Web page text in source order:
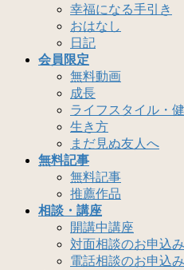
幸福になる手引き
おはなし
日記
会員限定
無料動画
成長
ライフスタイル・
生き方
まだ見ぬ友人へ
無料記事
無料記事
推薦作品
相談・講座
開講中講座
対面相談のお申込み
電話相談のお申込み